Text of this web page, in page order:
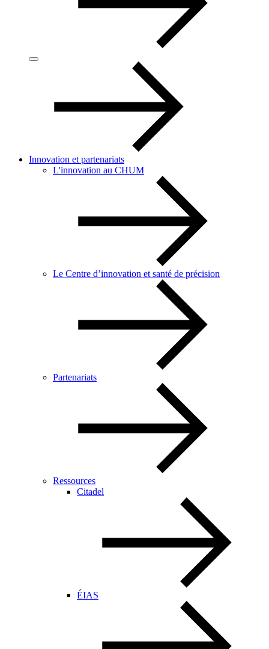
Innovation et partenariats
L'innovation au CHUM
Le Centre d’innovation et santé de précision
Partenariats
Ressources
Citadel
ÉIAS